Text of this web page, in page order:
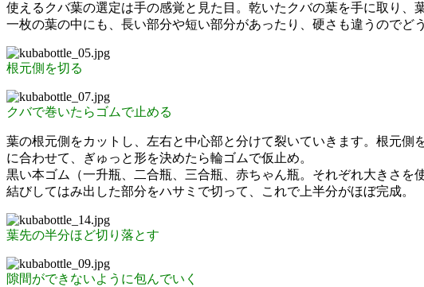
使えるクバ葉の選定は手の感覚と見た目。乾いたクバの葉を手に取り、
一枚の葉の中にも、長い部分や短い部分があったり、硬さも違うのでど
根元側を切る
クバで巻いたらゴムで止める
葉の根元側をカットし、左右と中心部と分けて裂いていきます。根元
に合わせて、ぎゅっと形を決めたら輪ゴムで仮止め。
黒い本ゴム（一升瓶、二合瓶、三合瓶、赤ちゃん瓶。それぞれ大きさ
結びしてはみ出した部分をハサミで切って、これで上半分がほぼ完成。
葉先の半分ほど切り落とす
隙間ができないように包んでいく